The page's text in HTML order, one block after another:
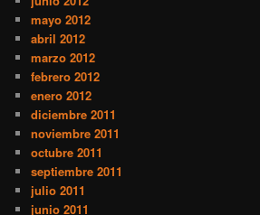
mayo 2012
abril 2012
marzo 2012
febrero 2012
enero 2012
diciembre 2011
noviembre 2011
octubre 2011
septiembre 2011
julio 2011
junio 2011